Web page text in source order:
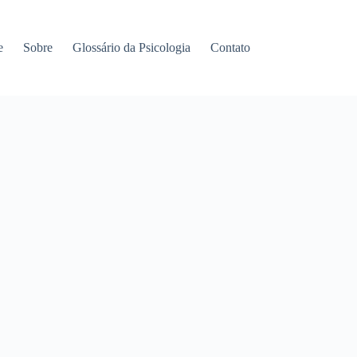
Sobre Glossário da Psicologia Contato